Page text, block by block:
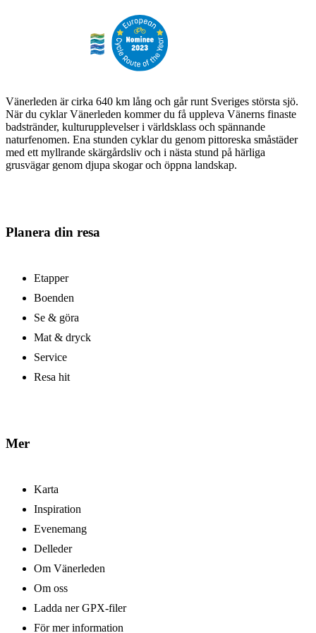
Vänerleden är cirka 640 km lång och går runt Sveriges största sjö.
När du cyklar Vänerleden kommer du få uppleva Vänerns finaste
badstränder, kulturupplevelser i världsklass och spännande
naturfenomen. Ena stunden cyklar du genom pittoreska småstäder
med ett myllrande skärgårdsliv och i nästa stund på härliga
grusvägar genom djupa skogar och öppna landskap.
Planera din resa
Etapper
Boenden
Se & göra
Mat & dryck
Service
Resa hit
Mer
Karta
Inspiration
Evenemang
Delleder
Om Vänerleden
Om oss
Ladda ner GPX-filer
För mer information